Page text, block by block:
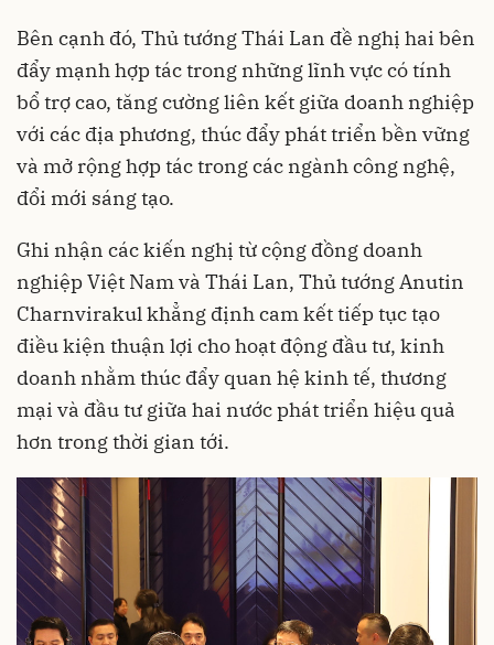
Bên cạnh đó, Thủ tướng Thái Lan đề nghị hai bên
đẩy mạnh hợp tác trong những lĩnh vực có tính
bổ trợ cao, tăng cường liên kết giữa doanh nghiệp
với các địa phương, thúc đẩy phát triển bền vững
và mở rộng hợp tác trong các ngành công nghệ,
đổi mới sáng tạo.
Ghi nhận các kiến nghị từ cộng đồng doanh
nghiệp Việt Nam và Thái Lan, Thủ tướng Anutin
Charnvirakul khẳng định cam kết tiếp tục tạo
điều kiện thuận lợi cho hoạt động đầu tư, kinh
doanh nhằm thúc đẩy quan hệ kinh tế, thương
mại và đầu tư giữa hai nước phát triển hiệu quả
hơn trong thời gian tới.